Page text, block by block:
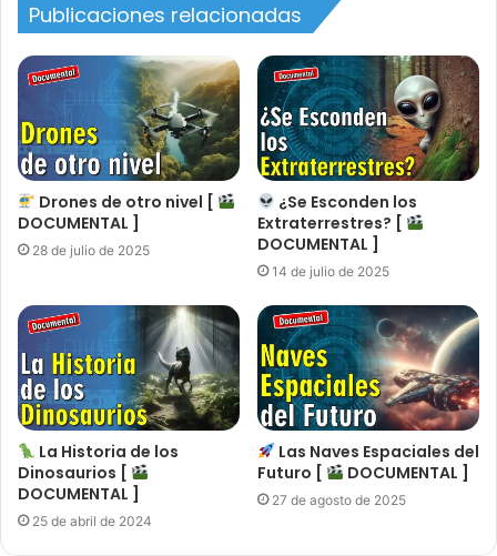
Publicaciones relacionadas
Drones de otro nivel [
DOCUMENTAL ]
28 de julio de 2025
¿Se Esconden los
Extraterrestres? [
DOCUMENTAL ]
14 de julio de 2025
La Historia de los
Dinosaurios [
DOCUMENTAL ]
25 de abril de 2024
Las Naves Espaciales del
Futuro [
DOCUMENTAL ]
27 de agosto de 2025